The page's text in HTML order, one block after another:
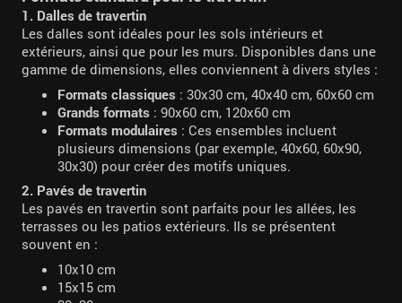
1. Dalles de travertin
Les dalles sont idéales pour les sols intérieurs et
extérieurs, ainsi que pour les murs. Disponibles dans une
gamme de dimensions, elles conviennent à divers styles :
Formats classiques : 30x30 cm, 40x40 cm, 60x60 cm
Grands formats : 90x60 cm, 120x60 cm
Formats modulaires : Ces ensembles incluent
plusieurs dimensions (par exemple, 40x60, 60x90,
30x30) pour créer des motifs uniques.
2. Pavés de travertin
Les pavés en travertin sont parfaits pour les allées, les
terrasses ou les patios extérieurs. Ils se présentent
souvent en :
10x10 cm
15x15 cm